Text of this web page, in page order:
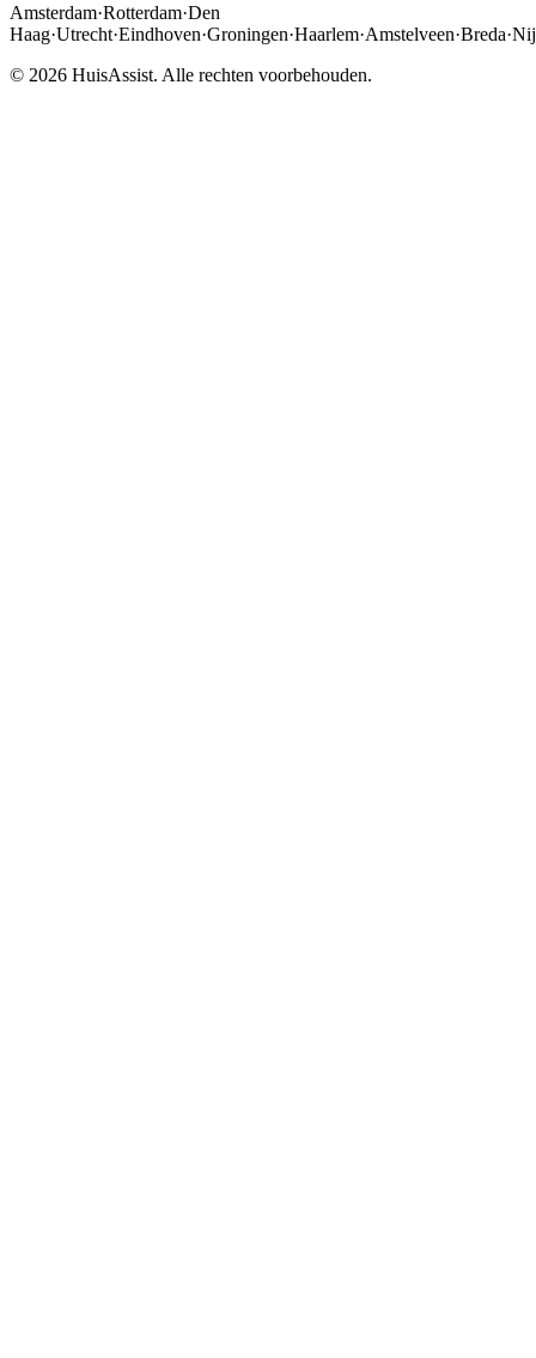
Amsterdam·Rotterdam·Den
Haag·Utrecht·Eindhoven·Groningen·Haarlem·Amstelveen·Breda·
© 2026 HuisAssist. Alle rechten voorbehouden.